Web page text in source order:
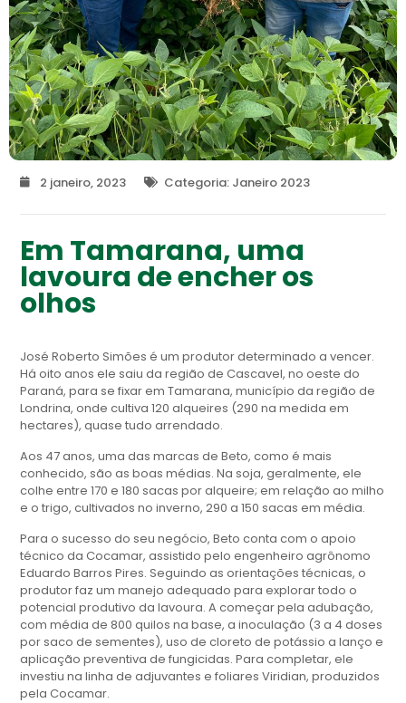
2 janeiro, 2023 Categoria: Janeiro 2023
Em Tamarana, uma
lavoura de encher os
olhos
José Roberto Simões é um produtor determinado a vencer.
Há oito anos ele saiu da região de Cascavel, no oeste do
Paraná, para se fixar em Tamarana, município da região de
Londrina, onde cultiva 120 alqueires (290 na medida em
hectares), quase tudo arrendado.
Aos 47 anos, uma das marcas de Beto, como é mais
conhecido, são as boas médias. Na soja, geralmente, ele
colhe entre 170 e 180 sacas por alqueire; em relação ao milho
e o trigo, cultivados no inverno, 290 a 150 sacas em média.
Para o sucesso do seu negócio, Beto conta com o apoio
técnico da Cocamar, assistido pelo engenheiro agrônomo
Eduardo Barros Pires. Seguindo as orientações técnicas, o
produtor faz um manejo adequado para explorar todo o
potencial produtivo da lavoura. A começar pela adubação,
com média de 800 quilos na base, a inoculação (3 a 4 doses
por saco de sementes), uso de cloreto de potássio a lanço e
aplicação preventiva de fungicidas. Para completar, ele
investiu na linha de adjuvantes e foliares Viridian, produzidos
pela Cocamar.